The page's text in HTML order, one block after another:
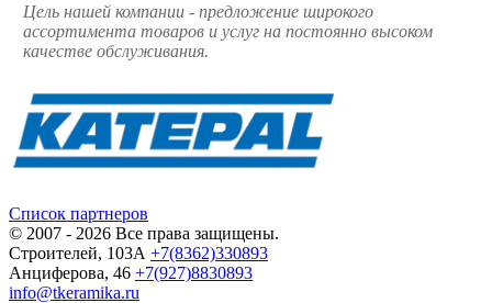
Цель нашей компании - предложение широкого
ассортимента товаров и услуг на постоянно высоком
качестве обслуживания.
Список партнеров
© 2007 - 2026 Все права защищены.
Строителей, 103А +7(8362)330893
Анциферова, 46 +7(927)8830893
info@tkeramika.ru